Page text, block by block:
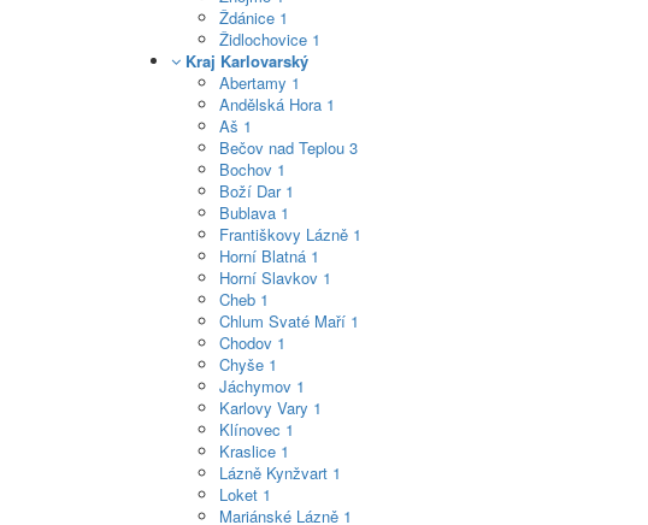
Ždánice 1
Židlochovice 1
Kraj Karlovarský
Abertamy 1
Andělská Hora 1
Aš 1
Bečov nad Teplou 3
Bochov 1
Boží Dar 1
Bublava 1
Františkovy Lázně 1
Horní Blatná 1
Horní Slavkov 1
Cheb 1
Chlum Svaté Maří 1
Chodov 1
Chyše 1
Jáchymov 1
Karlovy Vary 1
Klínovec 1
Kraslice 1
Lázně Kynžvart 1
Loket 1
Mariánské Lázně 1